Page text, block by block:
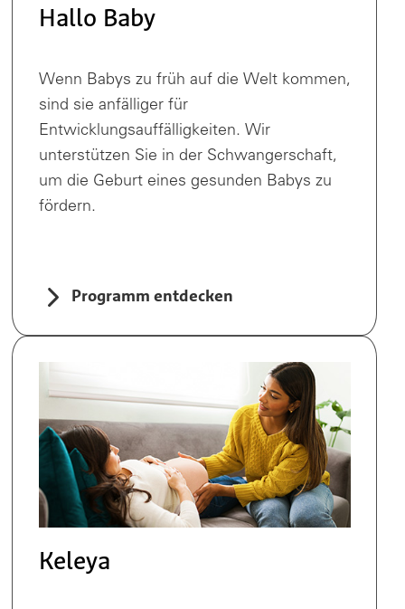
Hallo Baby
Wenn Babys zu früh auf die Welt kommen,
sind sie anfälliger für
Entwicklungsauffälligkeiten. Wir
unterstützen Sie in der Schwangerschaft,
um die Geburt eines gesunden Babys zu
fördern.
Programm entdecken
Keleya